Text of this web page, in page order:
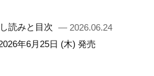
読みと目次 — 2026.06.24
年6月25日 (木) 発売